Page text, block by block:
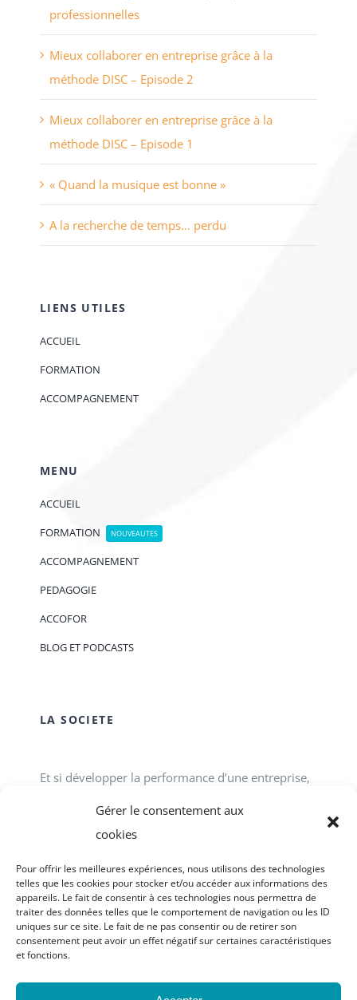
Gérer le consentement aux
cookies
Pour offrir les meilleures expériences, nous utilisons des technologies
telles que les cookies pour stocker et/ou accéder aux informations des
appareils. Le fait de consentir à ces technologies nous permettra de
traiter des données telles que le comportement de navigation ou les ID
uniques sur ce site. Le fait de ne pas consentir ou de retirer son
consentement peut avoir un effet négatif sur certaines caractéristiques
et fonctions.
professionnelles
Mieux collaborer en entreprise grâce à la
méthode DISC – Episode 2
Mieux collaborer en entreprise grâce à la
méthode DISC – Episode 1
« Quand la musique est bonne »
A la recherche de temps… perdu
LIENS UTILES
ACCUEIL
FORMATION
ACCOMPAGNEMENT
MENU
ACCUEIL
FORMATION
NOUVEAUTES
ACCOMPAGNEMENT
PEDAGOGIE
ACCOFOR
BLOG ET PODCASTS
LA SOCIETE
Et si développer la performance d’une entreprise,
d’une association, d’un service public passait tout
simplement par le développement des talents
vous propose des formations-actions.
© Copyright 2023 - 2026 | site réalisé parGraphic